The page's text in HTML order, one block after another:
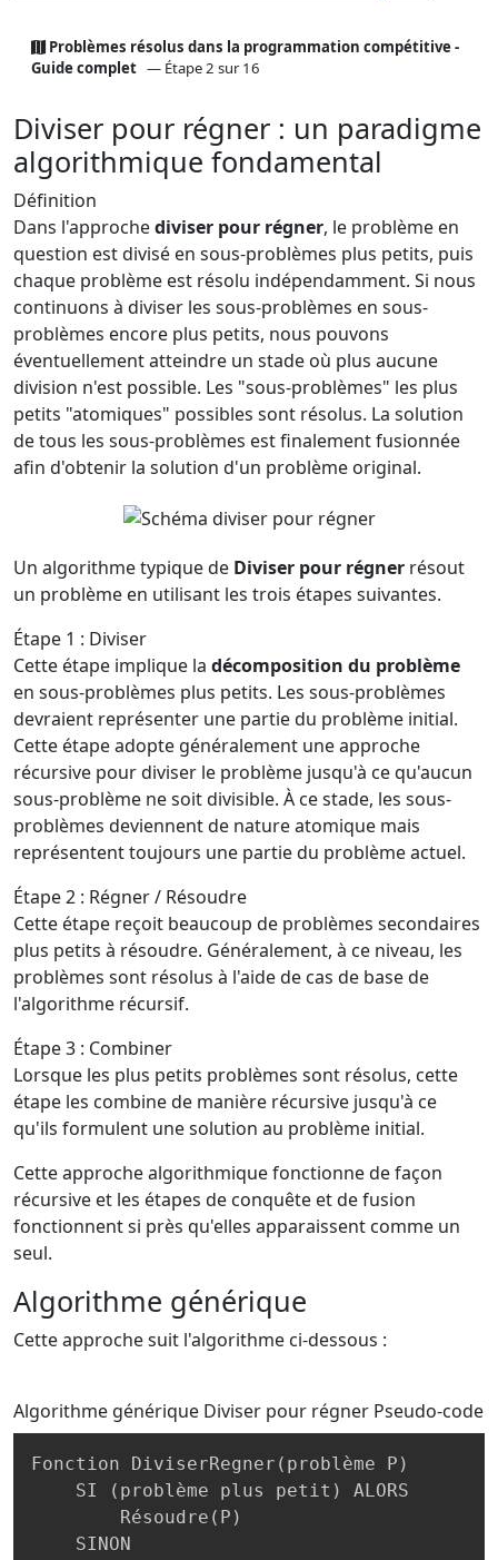
Problèmes résolus dans la programmation compétitive -
Guide complet — Étape 2 sur 16
Diviser pour régner : un paradigme
algorithmique fondamental
Définition
Dans l'approchediviser pour régner, le problème en
question est divisé en sous-problèmes plus petits, puis
chaque problème est résolu indépendamment. Si nous
continuons à diviser les sous-problèmes en sous-
problèmes encore plus petits, nous pouvons
éventuellement atteindre un stade où plus aucune
division n'est possible. Les "sous-problèmes" les plus
petits "atomiques" possibles sont résolus. La solution
de tous les sous-problèmes est finalement fusionnée
afin d'obtenir la solution d'un problème original.
Un algorithme typique de Diviser pour régner résout
un problème en utilisant les trois étapes suivantes.
Étape 1 : Diviser
Cette étape implique la décomposition du problème
en sous-problèmes plus petits. Les sous-problèmes
devraient représenter une partie du problème initial.
Cette étape adopte généralement une approche
récursive pour diviser le problème jusqu'à ce qu'aucun
sous-problème ne soit divisible. À ce stade, les sous-
problèmes deviennent de nature atomique mais
représentent toujours une partie du problème actuel.
Étape 2 : Régner / Résoudre
Cette étape reçoit beaucoup de problèmes secondaires
plus petits à résoudre. Généralement, à ce niveau, les
problèmes sont résolus à l'aide de cas de base de
l'algorithme récursif.
Étape 3 : Combiner
Lorsque les plus petits problèmes sont résolus, cette
étape les combine de manière récursive jusqu'à ce
qu'ils formulent une solution au problème initial.
Cette approche algorithmique fonctionne de façon
récursive et les étapes de conquête et de fusion
fonctionnent si près qu'elles apparaissent comme un
seul.
Algorithme générique
Cette approche suit l'algorithme ci-dessous :
Algorithme générique Diviser pour régner Pseudo-code
Fonction DiviserRegner ( problème P )
    SI
( problème plus petit )
ALORS
        Résoudre
( P )
    SINON